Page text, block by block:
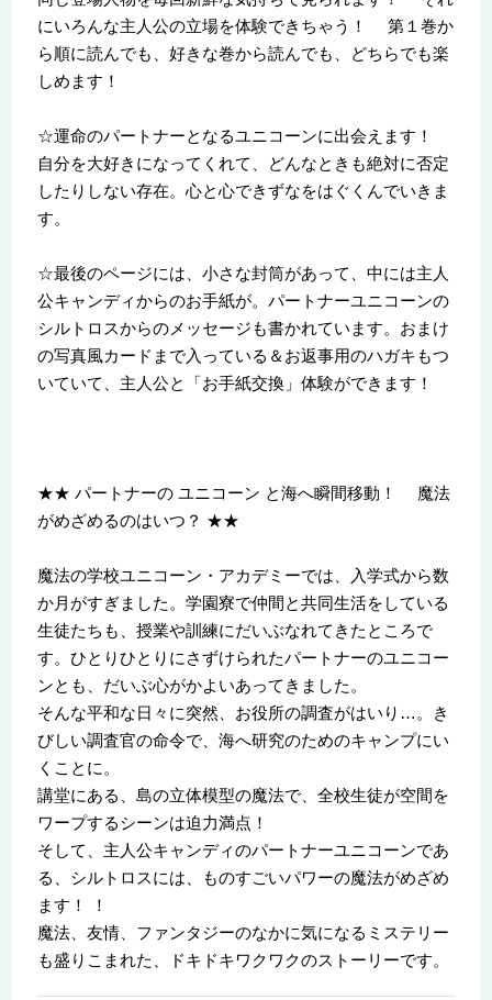
にいろんな主人公の立場を体験できちゃう！ 第１巻か
ら順に読んでも、好きな巻から読んでも、どちらでも楽
しめます！
☆運命のパートナーとなるユニコーンに出会えます！
自分を大好きになってくれて、どんなときも絶対に否定
したりしない存在。心と心できずなをはぐくんでいきま
す。
☆最後のページには、小さな封筒があって、中には主人
公キャンディからのお手紙が。パートナーユニコーンの
シルトロスからのメッセージも書かれています。おまけ
の写真風カードまで入っている＆お返事用のハガキもつ
いていて、主人公と「お手紙交換」体験ができます！
★★ パートナーの ユニコーン と海へ瞬間移動！ 魔法
がめざめるのはいつ？ ★★
魔法の学校ユニコーン・アカデミーでは、入学式から数
か月がすぎました。学園寮で仲間と共同生活をしている
生徒たちも、授業や訓練にだいぶなれてきたところで
す。ひとりひとりにさずけられたパートナーのユニコー
ンとも、だいぶ心がかよいあってきました。
そんな平和な日々に突然、お役所の調査がはいり…。き
びしい調査官の命令で、海へ研究のためのキャンプにい
くことに。
講堂にある、島の立体模型の魔法で、全校生徒が空間を
ワープするシーンは迫力満点！
そして、主人公キャンディのパートナーユニコーンであ
る、シルトロスには、ものすごいパワーの魔法がめざめ
ます！ ！
魔法、友情、ファンタジーのなかに気になるミステリー
も盛りこまれた、ドキドキワクワクのストーリーです。